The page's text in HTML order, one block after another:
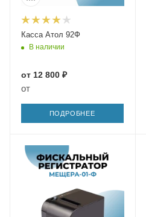
Касса Атол 92Ф
В наличии
от 12 800 ₽
от
ПОДРОБНЕЕ